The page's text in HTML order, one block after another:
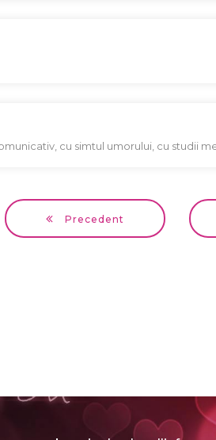
cu simtul umorului, cu studii
Precedent